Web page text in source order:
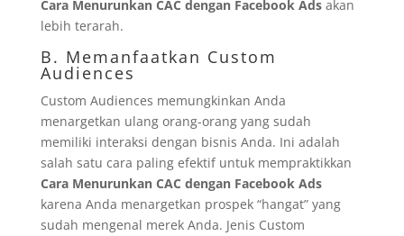
Cara Menurunkan CAC dengan Facebook Adsakan
lebih terarah.
B. Memanfaatkan Custom
Audiences
Custom Audiences memungkinkan Anda
menargetkan ulang orang-orang yang sudah
memiliki interaksi dengan bisnis Anda. Ini adalah
salah satu cara paling efektif untuk mempraktikkan
Cara Menurunkan CAC dengan Facebook Ads
karena Anda menargetkan prospek “hangat” yang
sudah mengenal merek Anda. Jenis Custom